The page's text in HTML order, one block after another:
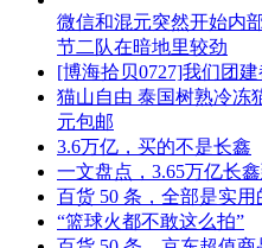
微信和混元突然开始内
节二队在暗地里较劲
[博海拾贝0727]我们团
猫山自由 泰国树熟冷冻
元包邮
3.6万亿，买的不是长鑫
一文盘点，3.65万亿长
百货 50 条，全部是实用
“篮球火都不敢这么拍”